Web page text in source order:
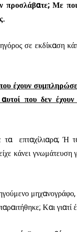
προσλάβατε; Με
σε εκδίκαση
έχουν
αυτοί που δεν
επταχίλιαρα; Ή
κάνει γνωμάτευση
Και γιατί